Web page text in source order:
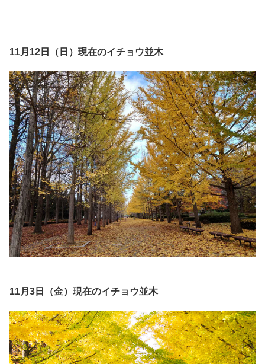
11月12日（日）現在のイチョウ並木
11月3日（金）現在のイチョウ並木